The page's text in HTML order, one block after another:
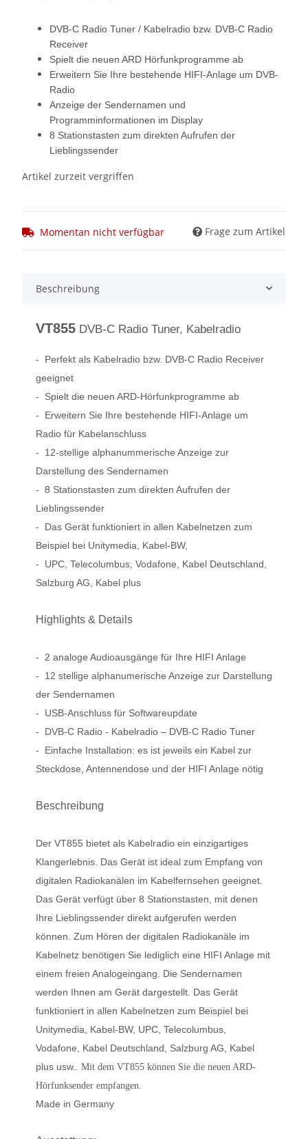
DVB-C Radio Tuner / Kabelradio bzw. DVB-C Radio
Receiver
Spielt die neuen ARD Hörfunkprogramme ab
Erweitern Sie Ihre bestehende HIFI-Anlage um DVB-
Radio
Anzeige der Sendernamen und
Programminformationen im Display
8 Stationstasten zum direkten Aufrufen der
Lieblingssender
Artikel zurzeit vergriffen
Momentan nicht verfügbar Frage zum Artikel
Beschreibung
VT855 DVB-C Radio Tuner, Kabelradio
- Perfekt als Kabelradio bzw. DVB-C Radio Receiver
geeignet
- Spielt die neuen ARD-Hörfunkprogramme ab
- Erweitern Sie Ihre bestehende HIFI-Anlage um
Radio für Kabelanschluss
- 12-stellige alphanummerische Anzeige zur
Darstellung des Sendernamen
- 8 Stationstasten zum direkten Aufrufen der
Lieblingssender
- Das Gerät funktioniert in allen Kabelnetzen zum
Beispiel bei Unitymedia, Kabel-BW,
- UPC, Telecolumbus, Vodafone, Kabel Deutschland,
Salzburg AG, Kabel plus
Highlights & Details
- 2 analoge Audioausgänge für Ihre HIFI Anlage
- 12 stellige alphanumerische Anzeige zur Darstellung
der Sendernamen
- USB-Anschluss für Softwareupdate
- DVB-C Radio - Kabelradio – DVB-C Radio Tuner
- Einfache Installation: es ist jeweils ein Kabel zur
Steckdose, Antennendose und der HIFI Anlage nötig
Beschreibung
Der VT855 bietet als Kabelradio ein einzigartiges
Klangerlebnis. Das Gerät ist ideal zum Empfang von
digitalen Radiokanälen im Kabelfernsehen geeignet.
Das Gerät verfügt über 8 Stationstasten, mit denen
Ihre Lieblingssender direkt aufgerufen werden
können. Zum Hören der digitalen Radiokanäle im
Kabelnetz benötigen Sie lediglich eine HIFI Anlage mit
einem freien Analogeingang. Die Sendernamen
werden Ihnen am Gerät dargestellt. Das Gerät
funktioniert in allen Kabelnetzen zum Beispiel bei
Unitymedia, Kabel-BW, UPC, Telecolumbus,
Vodafone, Kabel Deutschland, Salzburg AG, Kabel
plus usw.. Mit dem VT855 können Sie die neuen ARD-
Hörfunksender empfangen.
Made in Germany